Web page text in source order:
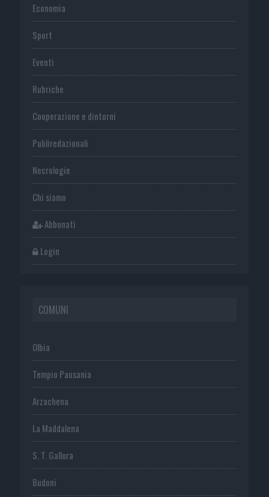
Economia
Sport
Eventi
Rubriche
Cooperazione e dintorni
Publiredazionali
Necrologie
Chi siamo
Abbonati
Login
COMUNI
Olbia
Tempio Pausania
Arzachena
La Maddalena
S. T. Gallura
Budoni